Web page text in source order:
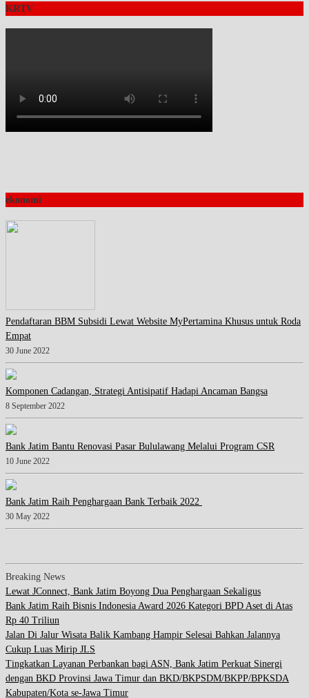
KRTV
ekonomi
Pendaftaran BBM Subsidi Lewat Website MyPertamina Khusus untuk Roda
Empat
30 June 2022
Komponen Cadangan, Strategi Antisipatif Hadapi Ancaman Bangsa
8 September 2022
Bank Jatim Bantu Renovasi Pasar Bululawang Melalui Program CSR
10 June 2022
Bank Jatim Raih Penghargaan Bank Terbaik 2022
30 May 2022
Breaking News
Lewat JConnect, Bank Jatim Boyong Dua Penghargaan Sekaligus
Bank Jatim Raih Bisnis Indonesia Award 2026 Kategori BPD Aset di Atas
Rp 40 Triliun
Jalan Di Jalur Wisata Balik Kambang Hampir Selesai Bahkan Jalannya
Cukup Luas Mirip JLS
Tingkatkan Layanan Perbankan bagi ASN, Bank Jatim Perkuat Sinergi
dengan BKD Provinsi Jawa Timur dan BKD/BKPSDM/BKPP/BPKSDA
Kabupaten/Kota se-Jawa Timur